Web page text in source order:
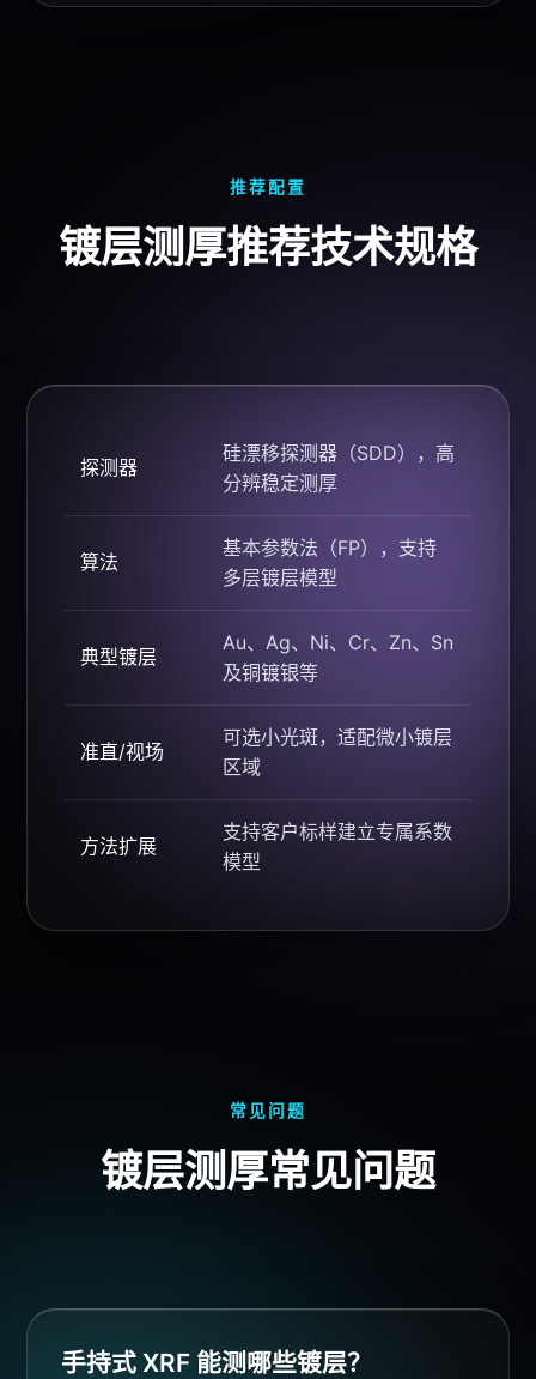
推荐配置
镀层测厚推荐技术规格
探测器
硅漂移探测器（SDD），高
分辨稳定测厚
算法
基本参数法（FP），支持
多层镀层模型
典型镀层
Au、Ag、Ni、Cr、Zn、Sn
及铜镀银等
准直/视场
可选小光斑，适配微小镀层
区域
方法扩展
支持客户标样建立专属系数
模型
常见问题
镀层测厚常见问题
手持式 XRF 能测哪些镀层？